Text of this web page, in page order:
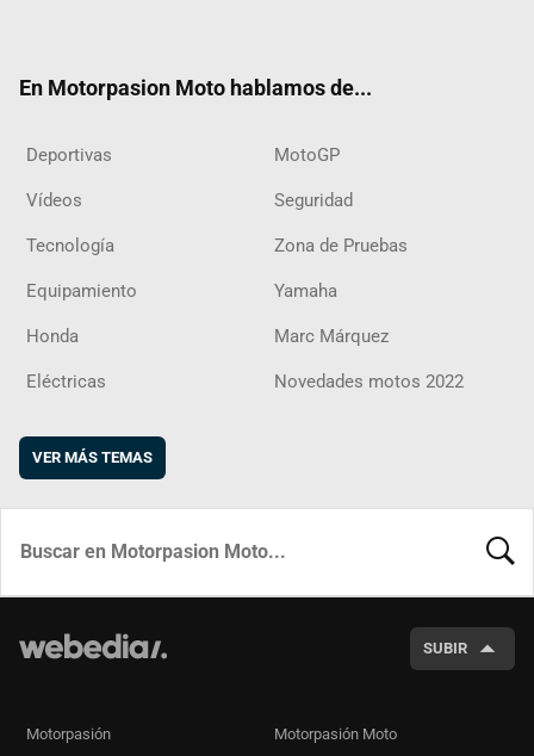
En Motorpasion Moto hablamos de...
Deportivas MotoGP
Vídeos Seguridad
Tecnología Zona de Pruebas
Equipamiento Yamaha
Honda Marc Márquez
Eléctricas Novedades motos 2022
VER MÁS TEMAS
SUBIR
Motorpasión Motorpasión Moto